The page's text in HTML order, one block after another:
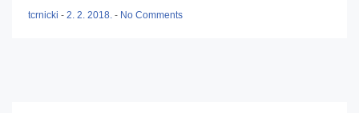
tcrnicki - 2. 2. 2018. - No Comments